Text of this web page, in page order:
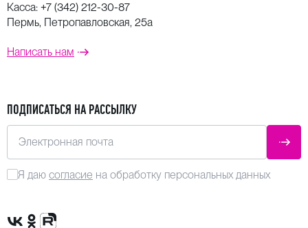
Касса: +7 (342) 212-30-87
Пермь, Петропавловская, 25а
Написать нам
ПОДПИСАТЬСЯ НА РАССЫЛКУ
Электронная почта
Я даю согласие на обработку персональных данных